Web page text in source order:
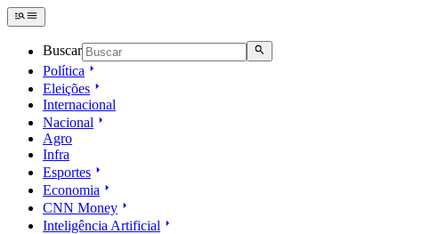
Buscar
Política
Eleições
Internacional
Nacional
Agro
Infra
Esportes
Economia
CNN Money
Inteligência Artificial